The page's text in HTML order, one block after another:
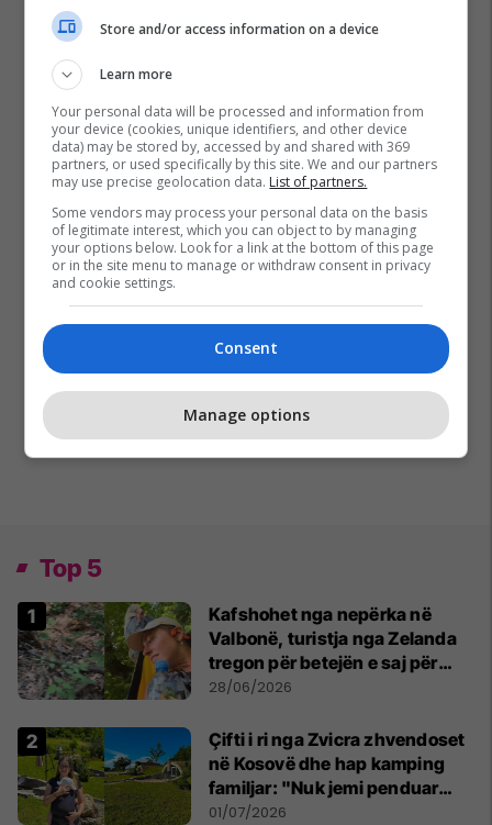
Top 5
Kafshohet nga nepërka në
Valbonë, turistja nga Zelanda
tregon për betejën e saj për
mbijetesë
28/06/2026
Çifti i ri nga Zvicra zhvendoset
në Kosovë dhe hap kamping
familjar: "Nuk jemi penduar
asnjë ditë"
01/07/2026
Store and/or access information on a device
Learn more
Your personal data will be processed and information from
your device (cookies, unique identifiers, and other device
data) may be stored by, accessed by and shared with 369
partners, or used specifically by this site. We and our partners
may use precise geolocation data. List of partners.
Some vendors may process your personal data on the basis
of legitimate interest, which you can object to by managing
your options below. Look for a link at the bottom of this page
or in the site menu to manage or withdraw consent in privacy
and cookie settings.
Consent
Manage options